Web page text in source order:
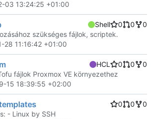
03 13:24:25 +01:00
Shell 0 0
0
szükséges fájlok, scriptek.
28 11:16:42 +01:00
HCL 0 0
0
fájlok Proxmox VE környezethez
15 18:39:55 +02:00
0 0
0
- Linux by SSH